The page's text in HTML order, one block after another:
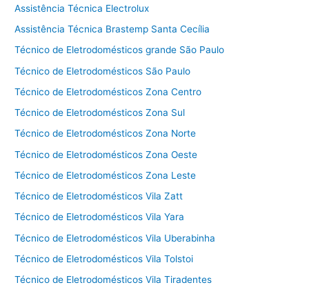
Assistência Técnica Electrolux
Assistência Técnica Brastemp Santa Cecília
Técnico de Eletrodomésticos grande São Paulo
Técnico de Eletrodomésticos São Paulo
Técnico de Eletrodomésticos Zona Centro
Técnico de Eletrodomésticos Zona Sul
Técnico de Eletrodomésticos Zona Norte
Técnico de Eletrodomésticos Zona Oeste
Técnico de Eletrodomésticos Zona Leste
Técnico de Eletrodomésticos Vila Zatt
Técnico de Eletrodomésticos Vila Yara
Técnico de Eletrodomésticos Vila Uberabinha
Técnico de Eletrodomésticos Vila Tolstoi
Técnico de Eletrodomésticos Vila Tiradentes